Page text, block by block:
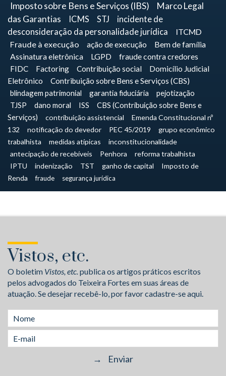
Imposto sobre Bens e Serviços (IBS)
Marco Legal
das Garantias
ICMS STJ
incidente de
desconsideração da personalidade jurídica
ITCMD
Fraude à execução
ação de execução
Bem de família
Assinatura eletrônica
LGPD fraude contra credores
FIDC Factoring Contribuição social
Domicílio Judicial
Eletrônico
Contribuição sobre Bens e Serviços (CBS)
blindagem patrimonial
garantia fiduciária
pejotização
TJSP
dano moral ISS
CBS (Contribuição sobre Bens e
Serviços)
contribuição assistencial
Emenda Constitucional nº
132
notificação do devedor PEC 45/2019
grupo econômico
trabalhista
medidas atípicas
inconstitucionalidade
antecipação de recebíveis
Penhora
reforma trabalhista
IPTU
indenização TST ganho de capital
Imposto de
Renda
fraude segurança jurídica
Vistos, etc.
O boletim Vistos, etc.publica os artigos práticos escritos
pelos advogados do Teixeira Fortes em suas áreas de
atuação. Se desejar recebê-lo, por favor cadastre-se aqui.